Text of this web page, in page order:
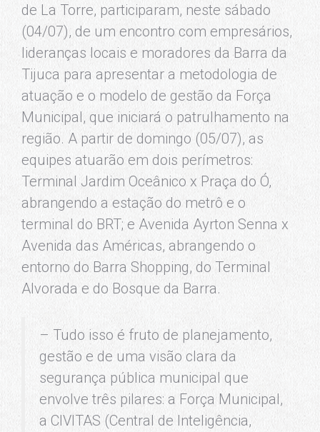
de La Torre, participaram, neste sábado
(04/07), de um encontro com empresários,
lideranças locais e moradores da Barra da
Tijuca para apresentar a metodologia de
atuação e o modelo de gestão da Força
Municipal, que iniciará o patrulhamento na
região. A partir de domingo (05/07), as
equipes atuarão em dois perímetros:
Terminal Jardim Oceânico x Praça do Ó,
abrangendo a estação do metrô e o
terminal do BRT; e Avenida Ayrton Senna x
Avenida das Américas, abrangendo o
entorno do Barra Shopping, do Terminal
Alvorada e do Bosque da Barra.
– Tudo isso é fruto de planejamento,
gestão e de uma visão clara da
segurança pública municipal que
envolve três pilares: a Força Municipal,
a CIVITAS (Central de Inteligência,